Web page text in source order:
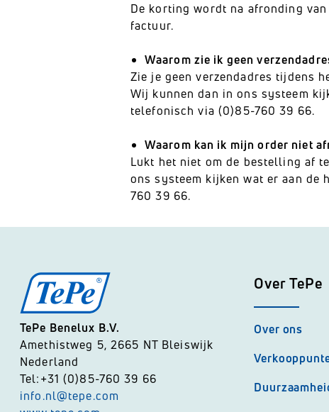
De korting wordt na afronding
factuur.
Waarom zie ik geen
Zie je geen verzendadres tijdens
Wij kunnen dan in ons systeem
telefonisch via (0)85-760 39 66.
Waarom kan ik mijn order niet
Lukt het niet om de bestelling af
ons systeem kijken wat er aan de
760 39 66.
TePe Benelux B.V.
Amethistweg 5, 2665 NT Bleiswijk
Nederland
Tel:+31 (0)85-760 39 66
info.nl@tepe.com
Over TePe
Over ons